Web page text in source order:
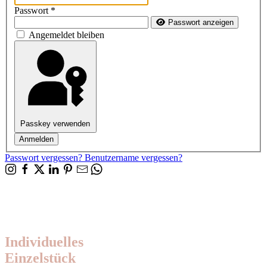
Passwort *
Passwort anzeigen
Angemeldet bleiben
Passkey verwenden
Anmelden
Passwort vergessen? Benutzername vergessen?
Individuelles
Einzelstück